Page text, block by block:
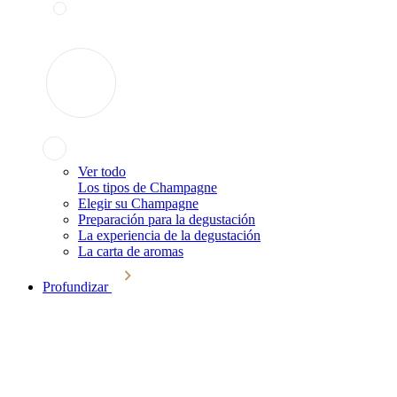
Ver todo
Los tipos de Champagne
Elegir su Champagne
Preparación para la degustación
La experiencia de la degustación
La carta de aromas
Profundizar